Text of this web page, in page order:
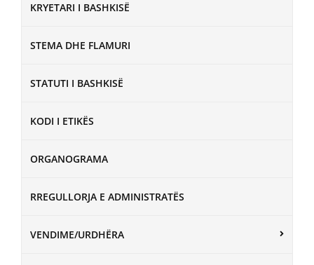
KRYETARI I BASHKISË
STEMA DHE FLAMURI
STATUTI I BASHKISË
KODI I ETIKËS
ORGANOGRAMA
RREGULLORJA E ADMINISTRATËS
VENDIME/URDHËRA